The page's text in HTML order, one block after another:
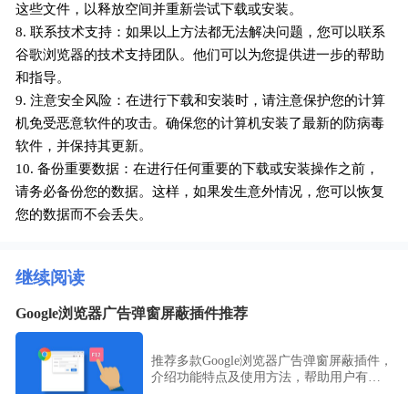
这些文件，以释放空间并重新尝试下载或安装。
8. 联系技术支持：如果以上方法都无法解决问题，您可以联系
谷歌浏览器的技术支持团队。他们可以为您提供进一步的帮助
和指导。
9. 注意安全风险：在进行下载和安装时，请注意保护您的计算
机免受恶意软件的攻击。确保您的计算机安装了最新的防病毒
软件，并保持其更新。
10. 备份重要数据：在进行任何重要的下载或安装操作之前，
请务必备份您的数据。这样，如果发生意外情况，您可以恢复
您的数据而不会丢失。
继续阅读
Google浏览器广告弹窗屏蔽插件推荐
推荐多款Google浏览器广告弹窗屏蔽插件，
介绍功能特点及使用方法，帮助用户有效